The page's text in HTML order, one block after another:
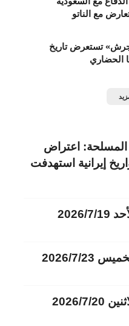
مع الناتو
جرش» تستعرض تاريخ
الحضاري
اعتراض
3 صواريخ إيرانية استهدفت
7/19
7/23
7/20